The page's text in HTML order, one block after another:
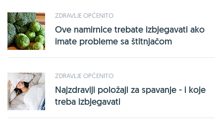
ZDRAVLJE OPĆENITO
Ove namirnice trebate izbjegavati ako
imate probleme sa štitnjačom
ZDRAVLJE OPĆENITO
Najzdraviji položaji za spavanje - i koje
treba izbjegavati